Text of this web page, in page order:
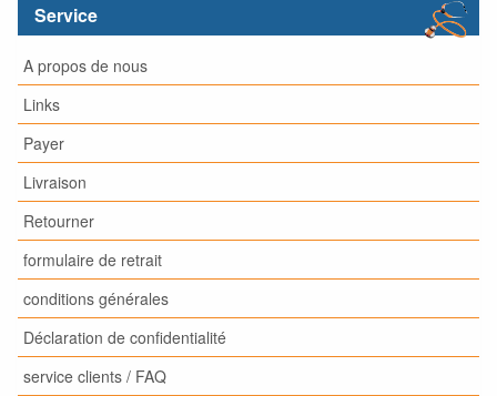
Service
A propos de nous
Links
Payer
Livraison
Retourner
formulaire de retrait
conditions générales
Déclaration de confidentialité
service clients / FAQ